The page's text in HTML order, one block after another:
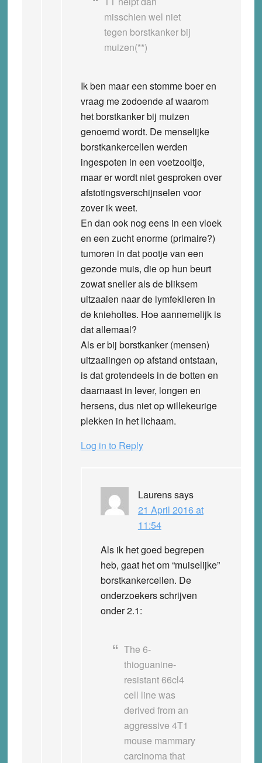
misschien wel niet
tegen borstkanker bij
muizen(**)
Ik ben maar een stomme boer en
vraag me zodoende af waarom
het borstkanker bij muizen
genoemd wordt. De menselijke
borstkankercellen werden
ingespoten in een voetzooltje,
maar er wordt niet gesproken over
afstotingsverschijnselen voor
zover ik weet.
En dan ook nog eens in een vloek
en een zucht enorme (primaire?)
tumoren in dat pootje van een
gezonde muis, die op hun beurt
zowat sneller als de bliksem
uitzaaien naar de lymfeklieren in
de knieholtes. Hoe aannemelijk is
dat allemaal?
Als er bij borstkanker (mensen)
uitzaaiingen op afstand ontstaan,
is dat grotendeels in de botten en
daarnaast in lever, longen en
hersens, dus niet op willekeurige
plekken in het lichaam.
Log in to Reply
Laurenssays
21 April 2016 at
11:54
Als ik het goed begrepen
heb, gaat het om “muiselijke”
borstkankercellen. De
onderzoekers schrijven
onder 2.1:
The 6-
thioguanine-
resistant 66cl4
cell line was
derived from an
aggressive 4T1
mouse mammary
carcinoma that